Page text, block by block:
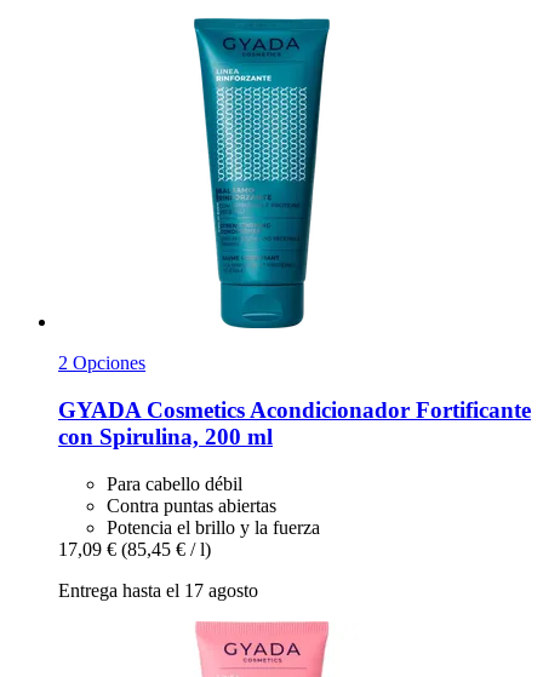
2 Opciones
GYADA Cosmetics Acondicionador Fortificante
con Spirulina, 200 ml
Para cabello débil
Contra puntas abiertas
Potencia el brillo y la fuerza
17,09 € (85,45 € / l)
Entrega hasta el 17 agosto